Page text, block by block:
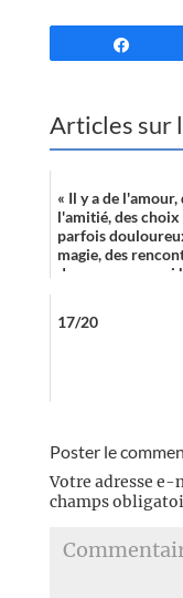
Articles sur
« Il y a de l'amour,
l'amitié, des choix
parfois
magie, des
des voyages aussi
17/20
Poster le
Votre adresse e-
champs